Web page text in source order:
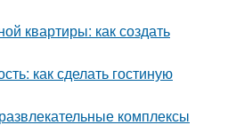
квартиры: как создать
как сделать гостиную
комплексы